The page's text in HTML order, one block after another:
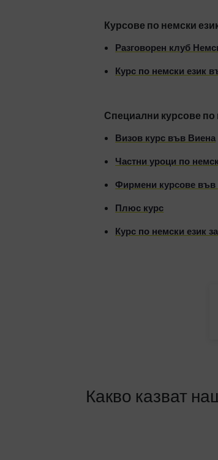
Курсове по немски
Разговорен клуб
Курс по немски език
Специални курсове по
Визов курс във Виена
Частни уроци по
Фирмени курсове във
Плюс курс
Курс по немски език
Какво казват